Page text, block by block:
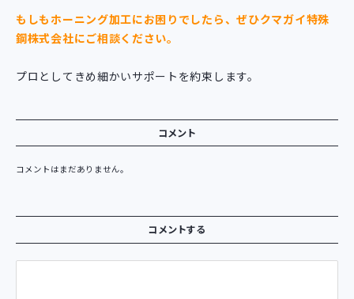
もしもホーニング加工にお困りでしたら、ぜひクマガイ特殊
鋼株式会社にご相談ください。
プロとしてきめ細かいサポートを約束します。
コメント
コメントはまだありません。
コメントする